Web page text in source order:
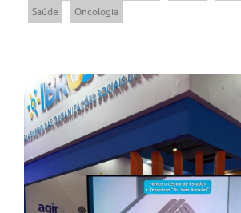
Saúde
Oncologia